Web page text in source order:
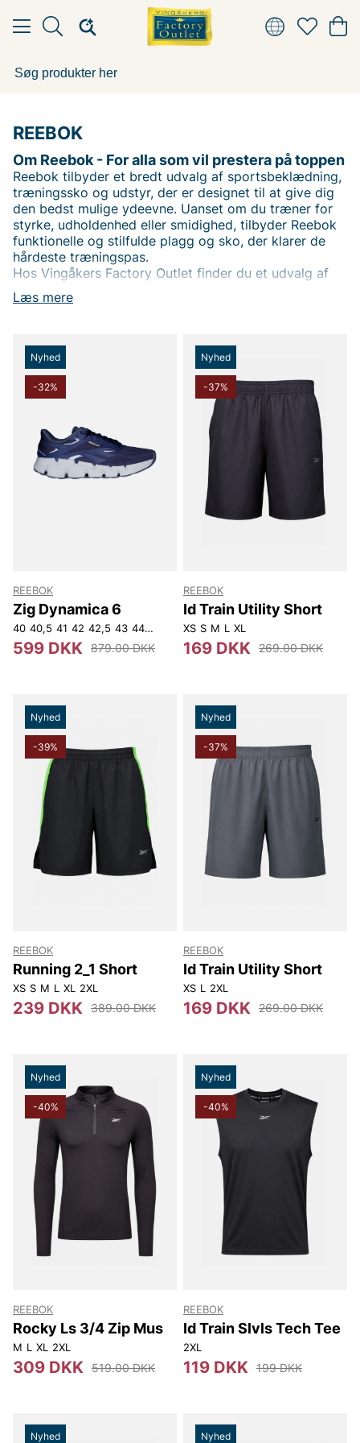
REEBOK
Læs mere
Om Reebok - For alla som vil prestera på toppen
Reebok tilbyder et bredt udvalg af sportsbeklædning,
træningssko og udstyr, der er designet til at give dig
den bedst mulige ydeevne. Uanset om du træner for
styrke, udholdenhed eller smidighed, tilbyder Reebok
funktionelle og stilfulde plagg og sko, der klarer de
hårdeste træningspas.
Hos Vingåkers Factory Outlet finder du et udvalg af
Reebok-produkter, der gør dig i stand til at præstere
på topniveau – fra løbesko til træningstøj og
Nyhed
-32%
REEBOK
Zig Dynamica 6
40 40,5 41 42 42,5 43 44 44,5 45 45,5 46 47
599 DKK 879.00 DKK
Nyhed
-37%
REEBOK
Id Train Utility Short
XS S M L XL
169 DKK 269.00 DKK
Nyhed
-39%
REEBOK
Running 2_1 Short
XS S M L XL 2XL
239 DKK 389.00 DKK
Nyhed
-37%
REEBOK
Id Train Utility Short
XS L 2XL
169 DKK 269.00 DKK
Nyhed
-40%
REEBOK
Rocky Ls 3/4 Zip Mus
M L XL 2XL
309 DKK 519.00 DKK
Nyhed
-40%
REEBOK
Id Train Slvls Tech Tee
2XL
119 DKK 199 DKK
Nyhed Nyhed